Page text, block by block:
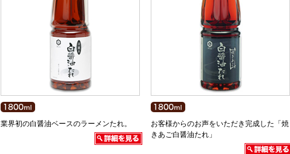
業界初の白醤油ベースのラーメンたれ。
お客様からのお声をいただき完成した「焼
きあご白醤油たれ」